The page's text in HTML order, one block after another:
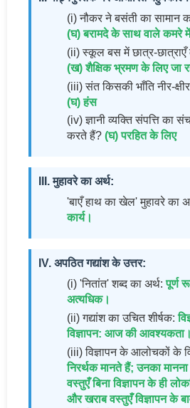
(i) नौकर ने बसंती का सामान
(घ) बरामदे के साथ वाले कमरे में
(ii) स्कूल बस में छात्र-छात्राएँ
(ख) शैक्षिक भ्रमण के लिए जा
(iii) संत किसकी भाँति नीर-
(घ) हंस
(iv) ज्ञानी व्यक्ति संपत्ति का
करते हैं? (घ) परहित के लिए
III. मुहावरे का अर्थ:
'बाएँ हाथ का खेल' मुहावरे का
कार्य।
IV. अपठित गद्यांश के उत्तर:
(i) 'नितांत' शब्द का अर्थ:पूर्ण
अत्यधिक।
(ii) गद्यांश का उचित शीर्षक:
विज्ञापन: आज की आवश्यकता।
(iii) विज्ञापन के आलोचकों के
निरर्थक मानते हैं; उनका
वस्तुएँ बिना विज्ञापन के ही
और खराब वस्तुएँ विज्ञापन के